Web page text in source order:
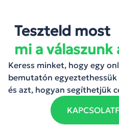
Teszteld most
mi a
Keress minket, hogy egy
bemutatón egyeztethessük
és azt, hogyan segíthetjük